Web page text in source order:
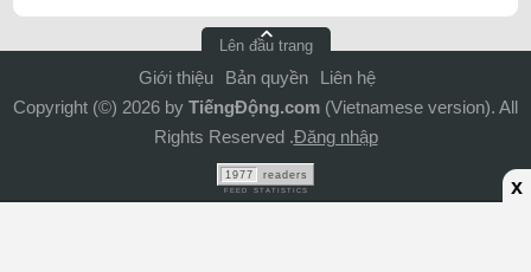
Lên đầu trang
Giới thiệu Bản quyền
Liên hệ
Copyright (©) 2026 by TiếngĐộng.com (Vietnamese version). All
Rights Reserved .Đăng nhập
1977 readers
FEED STATISTICS x